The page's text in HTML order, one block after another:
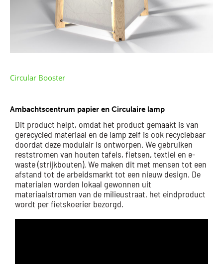
Circular Booster
Ambachtscentrum papier en Circulaire lamp
Dit product helpt, omdat het product gemaakt is van
gerecycled materiaal en de lamp zelf is ook recyclebaar
doordat deze modulair is ontworpen. We gebruiken
reststromen van houten tafels, fietsen, textiel en e-
waste (strijkbouten). We maken dit met mensen tot een
afstand tot de arbeidsmarkt tot een nieuw design. De
materialen worden lokaal gewonnen uit
materiaalstromen van de milieustraat, het eindproduct
wordt per fietskoerier bezorgd.